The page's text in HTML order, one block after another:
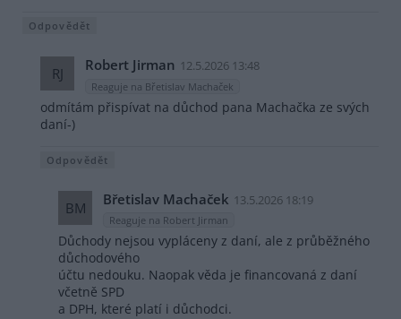
Odpovědět
RJ Robert Jirman 12.5.2026 13:48
Reaguje na Břetislav Machaček
odmítám přispívat na důchod pana Machačka ze svých
daní-)
Odpovědět
BM Břetislav Machaček 13.5.2026 18:19
Reaguje na Robert Jirman
Důchody nejsou vypláceny z daní, ale z průběžného
důchodového
účtu nedouku. Naopak věda je financovaná z daní
včetně SPD
a DPH, které platí i důchodci.